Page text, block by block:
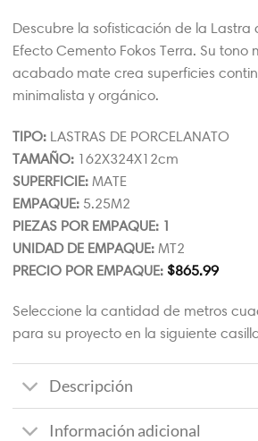
Descubre la sofisticación de la Lastra
Efecto Cemento Fokos Terra. Su tono
acabado mate crea superficies
minimalista y orgánico.
TIPO: LASTRAS DE PORCELANATO
TAMAÑO: 162X324X12cm
SUPERFICIE: MATE
EMPAQUE: 5.25M2
PIEZAS POR EMPAQUE: 1
UNIDAD DE EMPAQUE: MT2
PRECIO POR EMPAQUE: $865.99
Seleccione la cantidad de metros
para su proyecto en la siguiente
Descripción
Información adicional